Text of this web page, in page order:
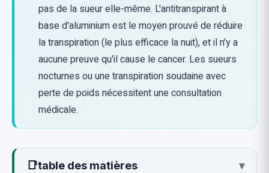
pas de la sueur elle-même. L'antitranspirant à
base d'aluminium est le moyen prouvé de réduire
la transpiration (le plus efficace la nuit), et il n'y a
aucune preuve qu'il cause le cancer. Les sueurs
nocturnes ou une transpiration soudaine avec
perte de poids nécessitent une consultation
médicale.
📑table des matières ▾